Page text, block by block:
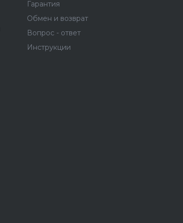
Гарантия
Обмен и возврат
Вопрос - ответ
Инструкции